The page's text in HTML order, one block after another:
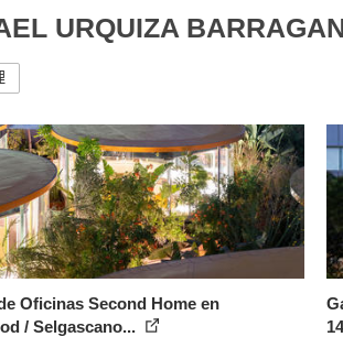
URQUIZA
Oficinas Second Home en
/ Selgascano...